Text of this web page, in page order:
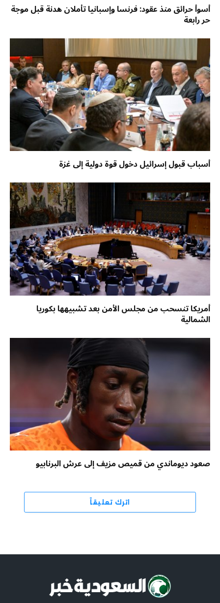
أسوأ حرائق منذ عقود: فرنسا وإسبانيا تأملان هدنة قبل موجة
حر رابعة
أسباب قبول إسرائيل دخول قوة دولية إلى غزة
أمريكا تنسحب من مجلس الأمن بعد تشبيهها بكوريا
الشمالية
صعود ديوماندي من قميص مزيف إلى عرش البرنابيو
اترك تعليقاً